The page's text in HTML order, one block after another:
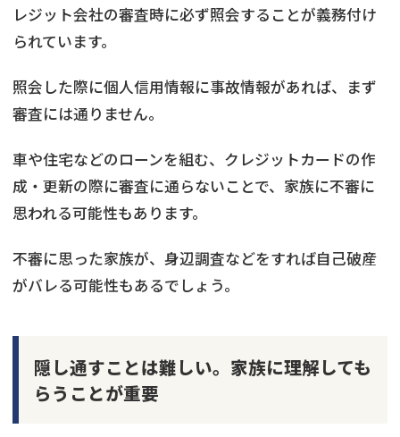
レジット会社の審査時に必ず照会することが義務付け
られています。
照会した際に個人信用情報に事故情報があれば、まず
審査には通りません。
車や住宅などのローンを組む、クレジットカードの作
成・更新の際に審査に通らないことで、家族に不審に
思われる可能性もあります。
不審に思った家族が、身辺調査などをすれば自己破産
がバレる可能性もあるでしょう。
隠し通すことは難しい。家族に理解しても
らうことが重要